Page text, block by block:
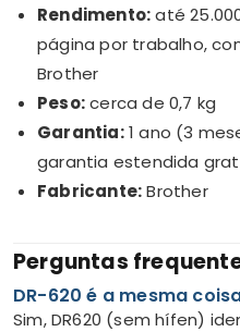
Rendimento:até
página por trabalho,
Brother
Peso:cerca de 0,7 kg
Garantia:1 ano (3
garantia estendida
Fabricante:Brother
Perguntas
DR-620 é a mesma
Sim, DR620 (sem hífen)